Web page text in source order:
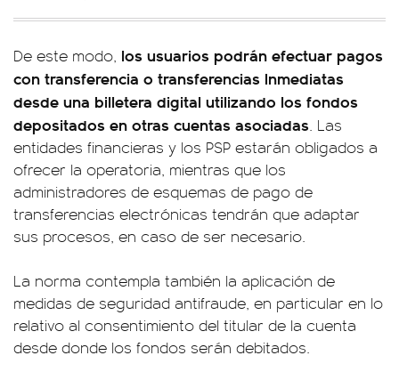
De este modo, los usuarios podrán efectuar pagos
con transferencia o transferencias Inmediatas
desde una billetera digital utilizando los fondos
depositados en otras cuentas asociadas. Las
entidades financieras y los PSP estarán obligados a
ofrecer la operatoria, mientras que los
administradores de esquemas de pago de
transferencias electrónicas tendrán que adaptar
sus procesos, en caso de ser necesario.
La norma contempla también la aplicación de
medidas de seguridad antifraude, en particular en lo
relativo al consentimiento del titular de la cuenta
desde donde los fondos serán debitados.